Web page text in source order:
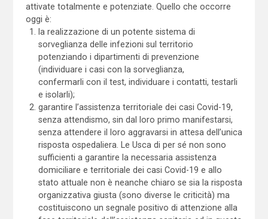
attivate totalmente e potenziate. Quello che occorre
oggi è:
la realizzazione di un potente sistema di
sorveglianza delle infezioni sul territorio
potenziando i dipartimenti di prevenzione
(individuare i casi con la sorveglianza,
confermarli con il test, individuare i contatti, testarli
e isolarli);
garantire l’assistenza territoriale dei casi Covid-19,
senza attendismo, sin dal loro primo manifestarsi,
senza attendere il loro aggravarsi in attesa dell’unica
risposta ospedaliera. Le Usca di per sé non sono
sufficienti a garantire la necessaria assistenza
domiciliare e territoriale dei casi Covid-19 e allo
stato attuale non è neanche chiaro se sia la risposta
organizzativa giusta (sono diverse le criticità) ma
costituiscono un segnale positivo di attenzione alla